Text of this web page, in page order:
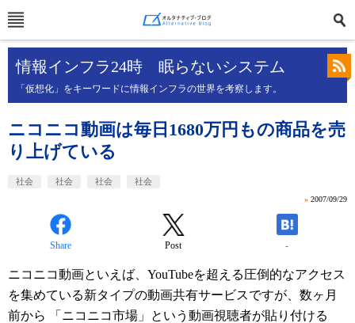
情報インフラ24時 眠らないシステム
「仮想化」をキーワードに情報インフラの世界を考察します。
ニコニコ動画は毎日1680万円もの商品を売
り上げている
社会 社会 社会 社会
» 2007/09/29
Share Post -
ニコニコ動画といえば、YouTubeを超える圧倒的なアクセス
を集めている新タイプの動画共有サービスですが、数ヶ月
前から 「ニコニコ市場」という動画視聴者が貼り付ける